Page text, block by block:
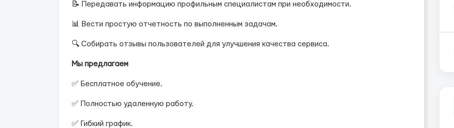
📝 Передавать информацию профильным специалистам при необходимости.
📊 Вести простую отчетность по выполненным задачам.
🔍 Собирать отзывы пользователей для улучшения качества сервиса.
Мы предлагаем
✅ Бесплатное обучение.
✅ Полностью удаленную работу.
✅ Гибкий график.